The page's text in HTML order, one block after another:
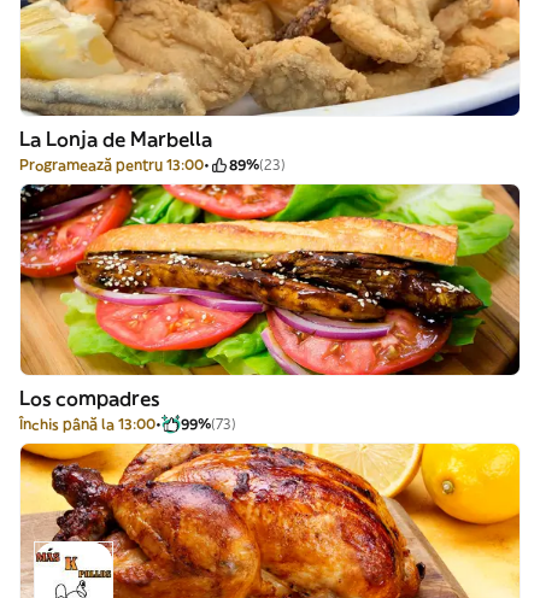
La Lonja de Marbella
Programează pentru 13:00 89%(23)
Los compadres
Închis până la 13:00 99%(73)